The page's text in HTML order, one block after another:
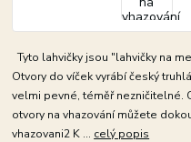
Tyto lahvičky jsou "lahvičky na
Otvory do víček vyrábí český
velmi pevné, téměř nezničitelné.
otvory na vhazování můžete
vhazovani2 K ... celý popis